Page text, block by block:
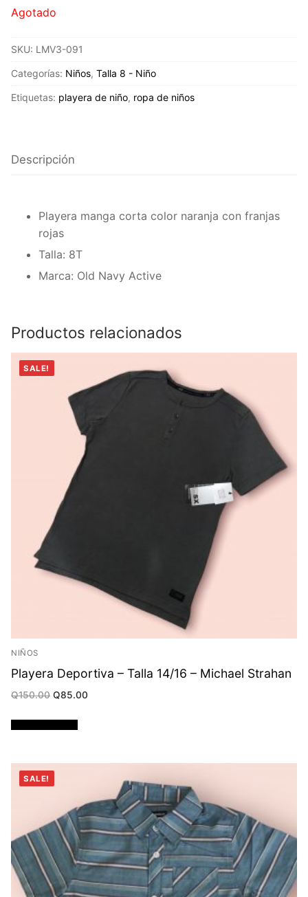
Agotado
SKU: LMV3-091
Categorías: Niños, Talla 8 - Niño
Etiquetas: playera de niño, ropa de niños
Descripción
Playera manga corta color naranja con franjas
rojas
Talla: 8T
Marca: Old Navy Active
Productos relacionados
SALE!
NIÑOS
Playera Deportiva – Talla 14/16 – Michael Strahan
Q150.00 Original
Q150.00.
Q85.00
SALE!